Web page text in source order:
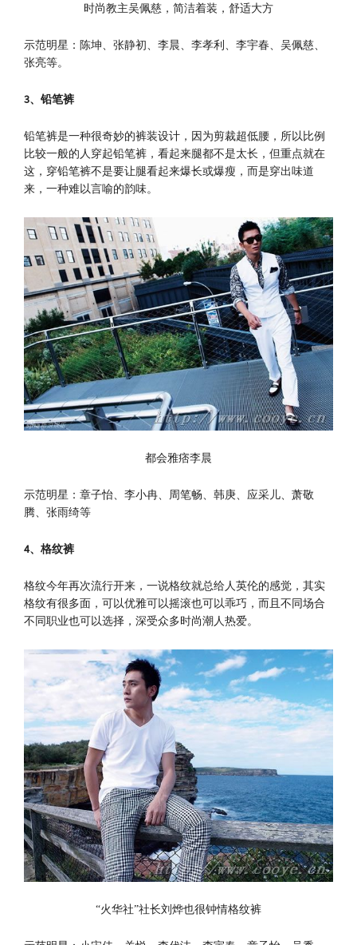
时尚教主吴佩慈，简洁着装，舒适大方
示范明星：陈坤、张静初、李晨、李孝利、李宇春、吴佩慈、
张亮等。
3、铅笔裤
铅笔裤是一种很奇妙的裤装设计，因为剪裁超低腰，所以比例
比较一般的人穿起铅笔裤，看起来腿都不是太长，但重点就在
这，穿铅笔裤不是要让腿看起来爆长或爆瘦，而是穿出味道
来，一种难以言喻的韵味。
都会雅痞李晨
示范明星：章子怡、李小冉、周笔畅、韩庚、应采儿、萧敬
腾、张雨绮等
4、格纹裤
格纹今年再次流行开来，一说格纹就总给人英伦的感觉，其实
格纹有很多面，可以优雅可以摇滚也可以乖巧，而且不同场合
不同职业也可以选择，深受众多时尚潮人热爱。
“火华社”社长刘烨也很钟情格纹裤